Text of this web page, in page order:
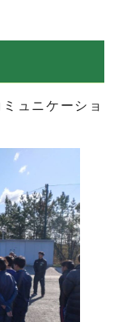
ュニケーショ